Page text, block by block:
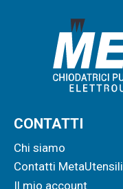
CONTATTI
Chi siamo
Contatti MetaUtensili
Il mio account